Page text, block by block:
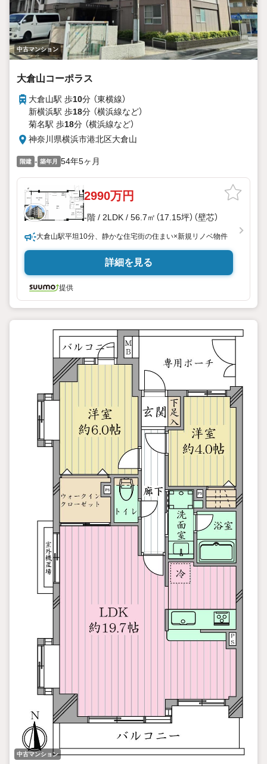
中古マンション
大倉山コーポラス
大倉山駅 歩10分 （東横線）
新横浜駅 歩18分 （横浜線など）
菊名駅 歩18分 （横浜線など）
神奈川県横浜市港北区大倉山
階建 - 築年月 54年5ヶ月
2990万円
-階 / 2LDK / 56.7㎡（17.15坪）（壁芯）
大倉山駅平坦10分、静かな住宅街の住まい×新規リノベ物件
詳細を見る
提供
中古マンション